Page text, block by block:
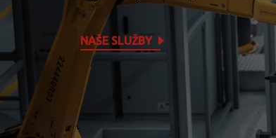
NAŠE SLUŽBY